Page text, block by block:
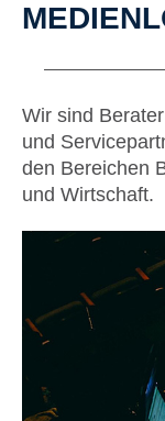
Wir sind
und
den Bereichen
und Wirtschaft.